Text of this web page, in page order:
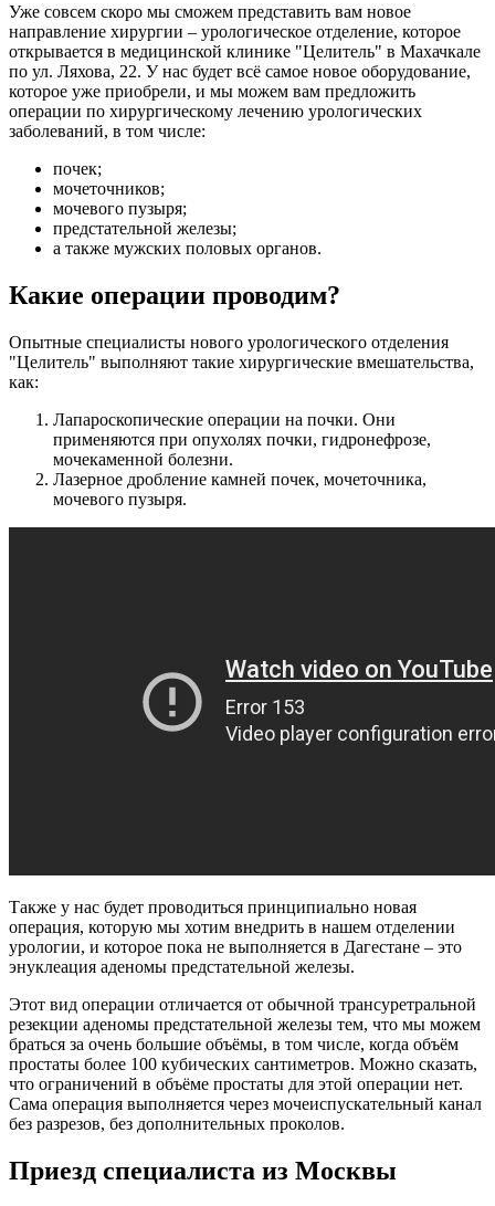
Уже совсем скоро мы сможем представить вам новое
направление хирургии – урологическое отделение, которое
открывается в медицинской клинике "Целитель" в Махачкале
по ул. Ляхова, 22. У нас будет всё самое новое оборудование,
которое уже приобрели, и мы можем вам предложить
операции по хирургическому лечению урологических
заболеваний, в том числе:
почек;
мочеточников;
мочевого пузыря;
предстательной железы;
а также мужских половых органов.
Какие операции проводим?
Опытные специалисты нового урологического отделения
"Целитель" выполняют такие хирургические вмешательства,
как:
Лапароскопические операции на почки. Они
применяются при опухолях почки, гидронефрозе,
мочекаменной болезни.
Лазерное дробление камней почек, мочеточника,
мочевого пузыря.
Также у нас будет проводиться принципиально новая
операция, которую мы хотим внедрить в нашем отделении
урологии, и которое пока не выполняется в Дагестане – это
энуклеация аденомы предстательной железы.
Этот вид операции отличается от обычной трансуретральной
резекции аденомы предстательной железы тем, что мы можем
браться за очень большие объёмы, в том числе, когда объём
простаты более 100 кубических сантиметров. Можно сказать,
что ограничений в объёме простаты для этой операции нет.
Сама операция выполняется через мочеиспускательный канал
без разрезов, без дополнительных проколов.
Приезд специалиста из Москвы